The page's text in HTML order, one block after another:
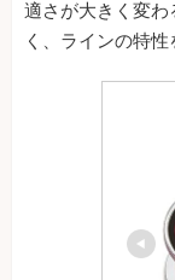
適さが大きく変
く、ラインの特性